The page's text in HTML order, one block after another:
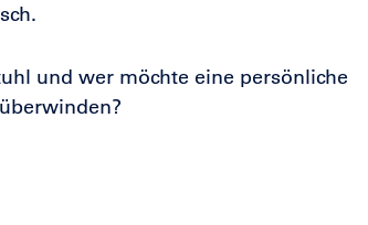
und wer möchte eine persönliche